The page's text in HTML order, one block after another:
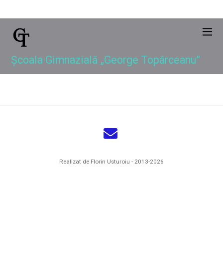
Școala Gimnazială „George Topârceanu”
Realizat de Florin Usturoiu - 2013-2026